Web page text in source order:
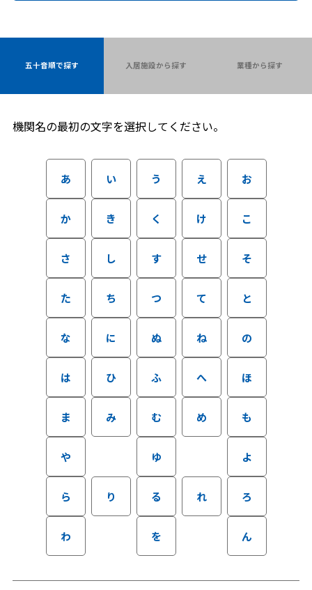
五十音順で探す 入居施設から探す 業種から探す
機関名の最初の文字を選択してください。
あ い う え お
か き く け こ
さ し す せ そ
た ち つ て と
な に ぬ ね の
は ひ ふ へ ほ
ま み む め も
や ゆ よ
ら り る れ ろ
わ を ん